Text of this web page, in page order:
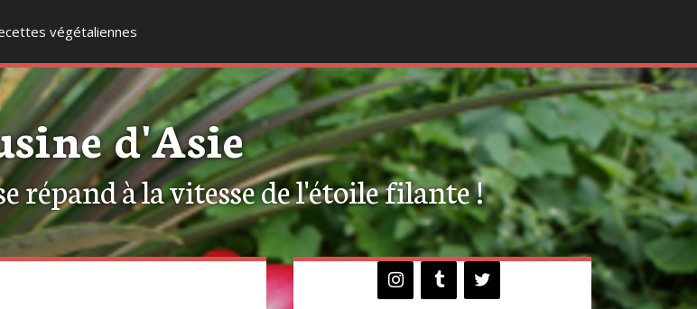
végétaliennes
d'Asie
répand à la vitesse de l'étoile filante !